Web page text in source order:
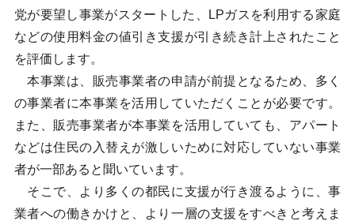
党が要望し事業がスタートした、LPガスを利用する家庭
などの使用料金の値引き支援が引き続き計上されたこと
を評価します。
本事業は、販売事業者の申請が前提となるため、多く
の事業者に本事業を活用していただくことが必要です。
また、販売事業者が本事業を活用していても、アパート
などは住民の入替えが激しいために対応していない事業
者が一部あると聞いています。
そこで、より多くの都民に支援が行き渡るように、事
業者への働きかけと、より一層の支援をすべきと考えま